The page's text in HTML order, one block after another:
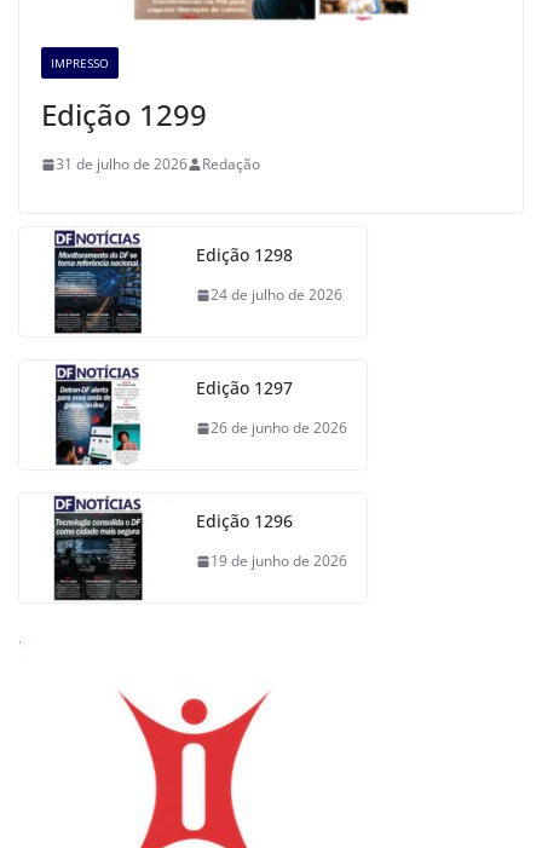
IMPRESSO
Edição 1299
31 de julho de 2026 Redação
Edição 1298
24 de julho de 2026
Edição 1297
26 de junho de 2026
Edição 1296
19 de junho de 2026